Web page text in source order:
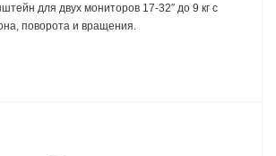
для двух мониторов 17-32″ до 9 кг с
поворота и вращения.